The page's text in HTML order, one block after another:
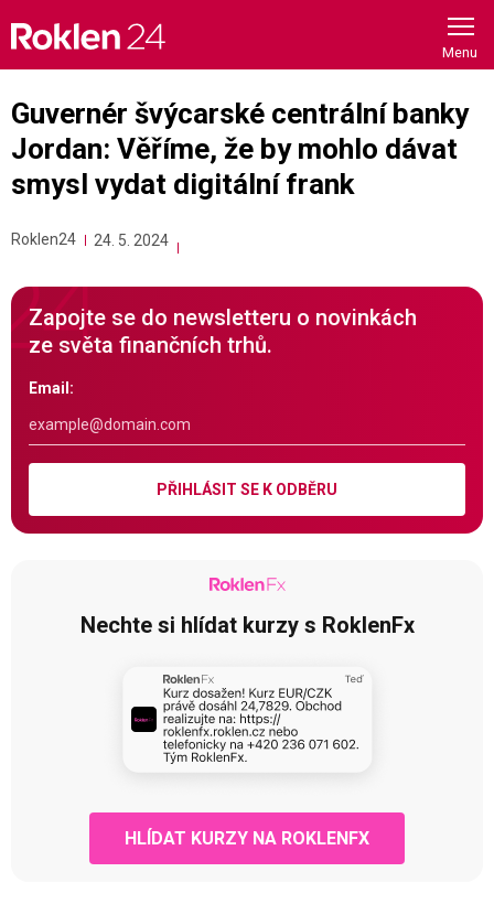
content
Guvernér švýcarské centrální banky
Jordan: Věříme, že by mohlo dávat
smysl vydat digitální frank
Roklen24 24. 5. 2024
Zapojte se do newsletteru o novinkách
ze světa finančních trhů.
Email:
PŘIHLÁSIT SE K ODBĚRU
Nechte si hlídat kurzy s RoklenFx
HLÍDAT KURZY NA ROKLENFX